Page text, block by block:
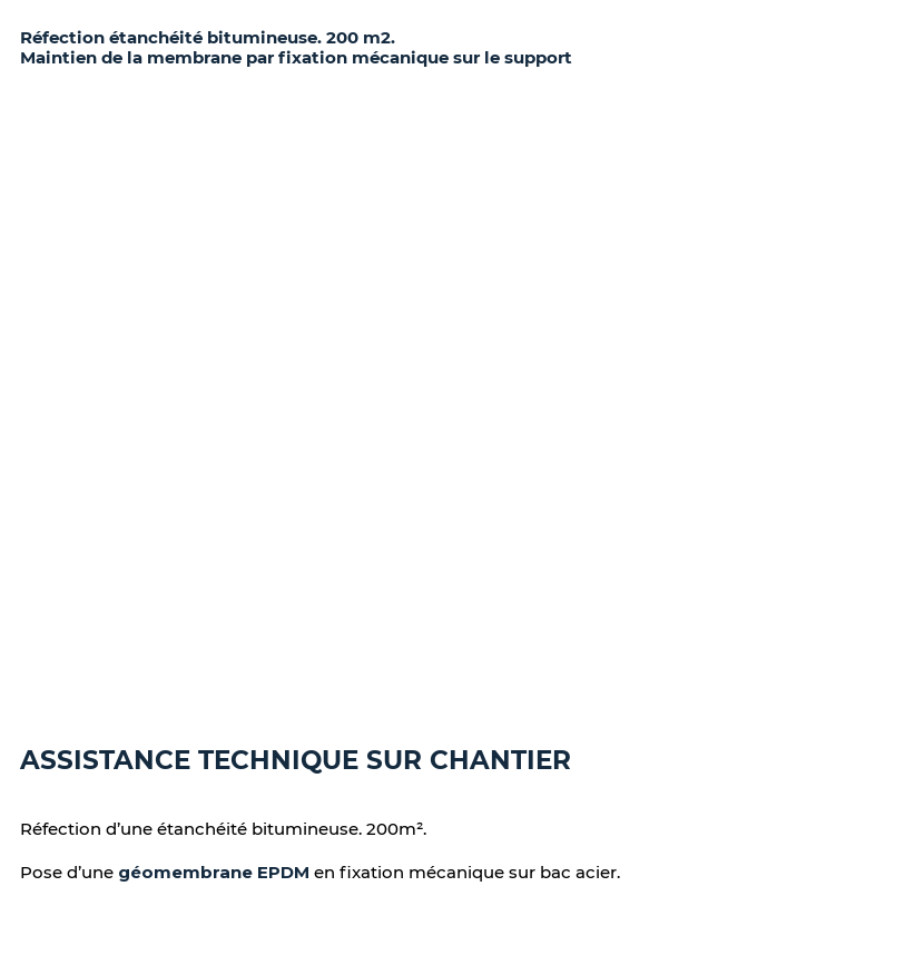
-
Réfection étanchéité bitumineuse. 200 m2.
Maintien de la membrane par fixation mécanique sur le support
ASSISTANCE TECHNIQUE SUR CHANTIER
Réfection d’une étanchéité bitumineuse. 200m².
Pose d’une géomembrane EPDM en fixation mécanique sur bac acier.